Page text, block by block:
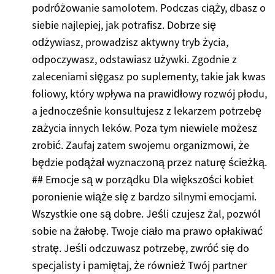
podróżowanie samolotem. Podczas ciąży, dbasz o
siebie najlepiej, jak potrafisz. Dobrze się
odżywiasz, prowadzisz aktywny tryb życia,
odpoczywasz, odstawiasz używki. Zgodnie z
zaleceniami sięgasz po suplementy, takie jak kwas
foliowy, który wpływa na prawidłowy rozwój płodu,
a jednocześnie konsultujesz z lekarzem potrzebę
zażycia innych leków. Poza tym niewiele możesz
zrobić. Zaufaj zatem swojemu organizmowi, że
będzie podążał wyznaczoną przez naturę ścieżką.
## Emocje są w porządku Dla większości kobiet
poronienie wiąże się z bardzo silnymi emocjami.
Wszystkie one są dobre. Jeśli czujesz żal, pozwól
sobie na żałobę. Twoje ciało ma prawo opłakiwać
stratę. Jeśli odczuwasz potrzebę, zwróć się do
specjalisty i pamiętaj, że również Twój partner